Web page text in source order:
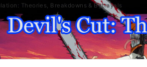
Theories, Breakdowns & Betrayals